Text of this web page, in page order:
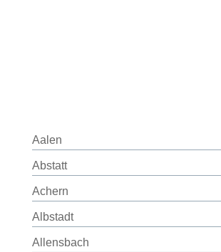
Aalen
Abstatt
Achern
Albstadt
Allensbach